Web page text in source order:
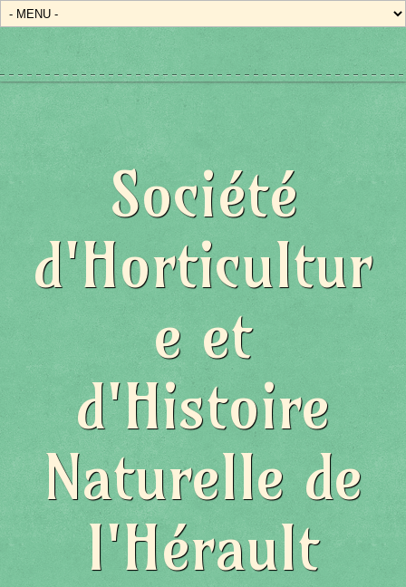
Société
d'Horticultur
e et
d'Histoire
Naturelle de
l'Hérault